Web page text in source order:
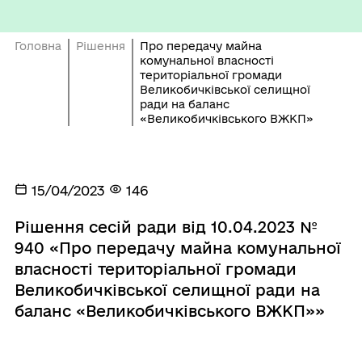
Головна Рішення
Про передачу майна
комунальної власності
територіальної громади
Великобичківської селищної
ради на баланс
«Великобичківського ВЖКП»
15/04/2023 146
Рішення сесій ради від 10.04.2023 №
940 «Про передачу майна комунальної
власності територіальної громади
Великобичківської селищної ради на
баланс «Великобичківського ВЖКП»»